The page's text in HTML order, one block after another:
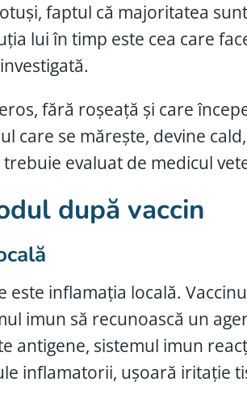
faptul că majoritatea
lui în timp este cea care
fără roșeață și care
care se mărește, devine
evaluat de medicul
după vaccin
este inflamația locală.
imun să recunoască un
antigene, sistemul imun
inflamatorii, ușoară iritație